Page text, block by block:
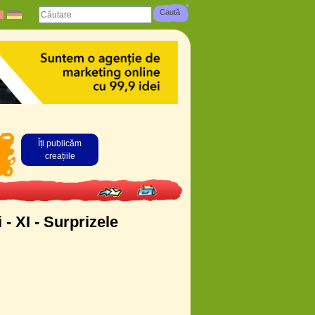
Îți publicăm
creațiile
XI - Surprizele